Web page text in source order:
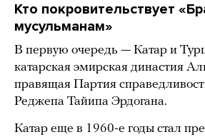
Кто покровительствует
мусульманам»
В первую очередь — Катар и
катарская эмирская династия
правящая Партия
Реджепа Тайипа Эрдогана.
Катар еще в 1960-е годы стал